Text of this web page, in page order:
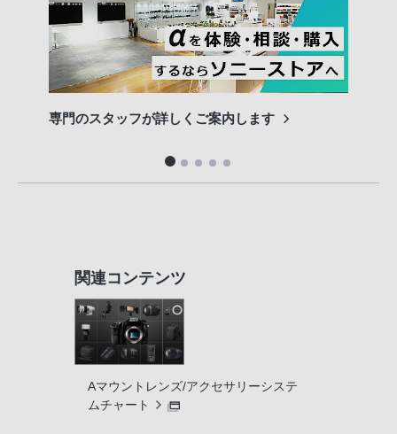
専門のスタッフが詳しくご案内します
関連コンテンツ
Aマウントレンズ/アクセサリーシステ
ムチャート